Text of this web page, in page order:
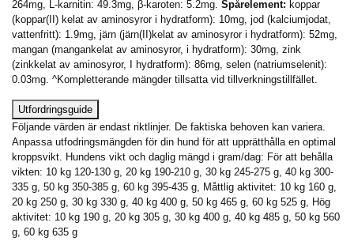
264mg, L-karnitin: 49.3mg, β-karoten: 5.2mg. Spårelement: koppar
(koppar(II) kelat av aminosyror i hydratform): 10mg, jod (kalciumjodat,
vattenfritt): 1.9mg, järn (järn(II)kelat av aminosyror i hydratform): 52mg,
mangan (mangankelat av aminosyror, i hydratform): 30mg, zink
(zinkkelat av aminosyror, I hydratform): 86mg, selen (natriumselenit):
0.03mg. ^Kompletterande mängder tillsatta vid tillverkningstillfället.
Utfordringsguide
Följande värden är endast riktlinjer. De faktiska behoven kan variera.
Anpassa utfodringsmängden för din hund för att upprätthålla en optimal
kroppsvikt. Hundens vikt och daglig mängd i gram/dag: För att behålla
vikten: 10 kg 120-130 g, 20 kg 190-210 g, 30 kg 245-275 g, 40 kg 300-
335 g, 50 kg 350-385 g, 60 kg 395-435 g, Måttlig aktivitet: 10 kg 160 g,
20 kg 250 g, 30 kg 330 g, 40 kg 400 g, 50 kg 465 g, 60 kg 525 g, Hög
aktivitet: 10 kg 190 g, 20 kg 305 g, 30 kg 400 g, 40 kg 485 g, 50 kg 560
g, 60 kg 635 g